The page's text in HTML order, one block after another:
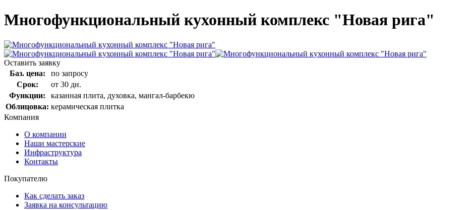
Многофункциональный кухонный комплекс "Новая рига"
Оставить заявку
Баз. цена:
по запросу
Срок:
от 30 дн.
Функции:
казанная плита, духовка, мангал-барбекю
Облицовка: керамическая плитка
Компания
О компании
Наши мастерские
Инфраструктура
Контакты
Покупателю
Как сделать заказ
Заявка на консультацию